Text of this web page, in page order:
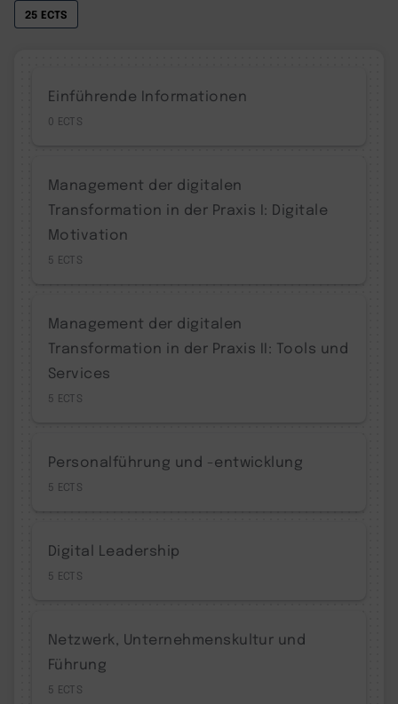
25 ECTS
Einführende Informationen
0
Management der digitalen
Transformation in der Praxis I: Digitale
Motivation
5
Management der digitalen
Transformation in der Praxis II: Tools und
Services
5
Personalführung und -entwicklung
5
Digital Leadership
5
Netzwerk, Unternehmenskultur und
Führung
5